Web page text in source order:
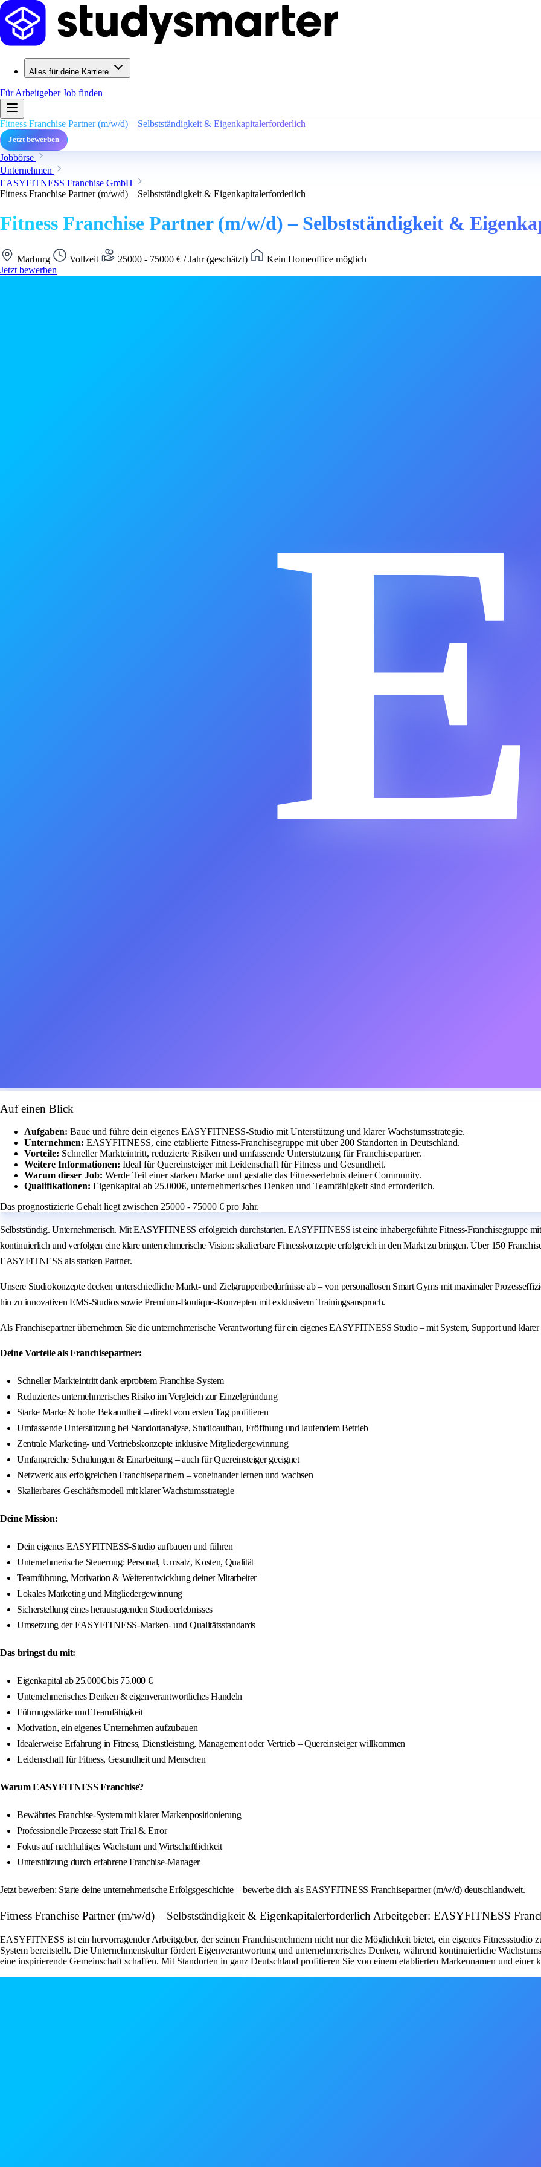
Alles für deine Karriere
Für ArbeitgeberJob finden
Fitness Franchise Partner (m/w/d) – Selbstständigkeit & Eigenkapitalerforderlich
Jetzt bewerben
Jobbörse
Unternehmen
EASYFITNESS Franchise GmbH
Fitness Franchise Partner (m/w/d) – Selbstständigkeit & Eigenkapitalerforderlich
Fitness Franchise Partner (m/w/d) – Selbstständigkeit &
Marburg Vollzeit 25000 - 75000 € / Jahr (geschätzt)
Kein Homeoffice möglich
Jetzt bewerben
E
Auf einen Blick
Aufgaben: Baue und führe dein eigenes EASYFITNESS-Studio mit Unterstützung und klarer Wachstumsstrategie.
Unternehmen: EASYFITNESS, eine etablierte Fitness-Franchisegruppe mit über 200 Standorten in Deutschland.
Vorteile: Schneller Markteintritt, reduzierte Risiken und umfassende Unterstützung für Franchisepartner.
Weitere Informationen: Ideal für Quereinsteiger mit Leidenschaft für Fitness und Gesundheit.
Warum dieser Job: Werde Teil einer starken Marke und gestalte das Fitnesserlebnis deiner Community.
Qualifikationen: Eigenkapital ab 25.000€, unternehmerisches Denken und Teamfähigkeit sind erforderlich.
Das prognostizierte Gehalt liegt zwischen 25000 - 75000 € pro Jahr.
Selbstständig. Unternehmerisch. Mit EASYFITNESS erfolgreich durchstarten. EASYFITNESS ist eine inhabergeführte Fitness-Franchisegruppe
kontinuierlich und verfolgen eine klare unternehmerische Vision: skalierbare Fitnesskonzepte erfolgreich in den Markt zu bringen. Über 150
EASYFITNESS als starken Partner.
Unsere Studiokonzepte decken unterschiedliche Markt- und Zielgruppenbedürfnisse ab – von personallosen Smart Gyms mit maximaler
hin zu innovativen EMS-Studios sowie Premium-Boutique-Konzepten mit exklusivem Trainingsanspruch.
Als Franchisepartner übernehmen Sie die unternehmerische Verantwortung für ein eigenes EASYFITNESS Studio – mit System, Support und
Deine Vorteile als Franchisepartner:
Schneller Markteintritt dank erprobtem Franchise-System
Reduziertes unternehmerisches Risiko im Vergleich zur Einzelgründung
Starke Marke & hohe Bekanntheit – direkt vom ersten Tag profitieren
Umfassende Unterstützung bei Standortanalyse, Studioaufbau, Eröffnung und laufendem Betrieb
Zentrale Marketing- und Vertriebskonzepte inklusive Mitgliedergewinnung
Umfangreiche Schulungen & Einarbeitung – auch für Quereinsteiger geeignet
Netzwerk aus erfolgreichen Franchisepartnern – voneinander lernen und wachsen
Skalierbares Geschäftsmodell mit klarer Wachstumsstrategie
Deine Mission:
Dein eigenes EASYFITNESS-Studio aufbauen und führen
Unternehmerische Steuerung: Personal, Umsatz, Kosten, Qualität
Teamführung, Motivation & Weiterentwicklung deiner Mitarbeiter
Lokales Marketing und Mitgliedergewinnung
Sicherstellung eines herausragenden Studioerlebnisses
Umsetzung der EASYFITNESS-Marken- und Qualitätsstandards
Das bringst du mit:
Eigenkapital ab 25.000€ bis 75.000 €
Unternehmerisches Denken & eigenverantwortliches Handeln
Führungsstärke und Teamfähigkeit
Motivation, ein eigenes Unternehmen aufzubauen
Idealerweise Erfahrung in Fitness, Dienstleistung, Management oder Vertrieb – Quereinsteiger willkommen
Leidenschaft für Fitness, Gesundheit und Menschen
Warum EASYFITNESS Franchise?
Bewährtes Franchise-System mit klarer Markenpositionierung
Professionelle Prozesse statt Trial & Error
Fokus auf nachhaltiges Wachstum und Wirtschaftlichkeit
Unterstützung durch erfahrene Franchise-Manager
Jetzt bewerben: Starte deine unternehmerische Erfolgsgeschichte – bewerbe dich als EASYFITNESS Franchisepartner (m/w/d) deutschlandweit.
Fitness Franchise Partner (m/w/d) – Selbstständigkeit & Eigenkapitalerforderlich Arbeitgeber: EASYFITNESS
EASYFITNESS ist ein hervorragender Arbeitgeber, der seinen Franchisenehmern nicht nur die Möglichkeit bietet, ein eigenes Fitnessstudio
System bereitstellt. Die Unternehmenskultur fördert Eigenverantwortung und unternehmerisches Denken, während kontinuierliche
eine inspirierende Gemeinschaft schaffen. Mit Standorten in ganz Deutschland profitieren Sie von einem etablierten Markennamen und